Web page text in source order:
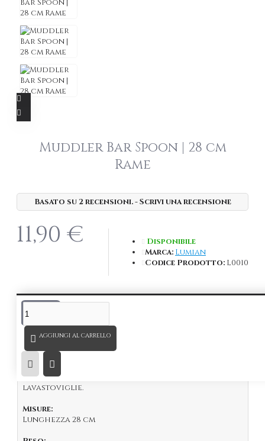
Muddler Bar Spoon | 28 cm
Rame
Basato su 2 recensioni.-Scrivi una recensione
11,90 €
Disponibile
Marca: Lumian
Codice Prodotto: L0010
AGGIUNGI AL CARRELLO
DESCRIZIONE
Bar Spoon Muddlerclassico, in acciaio placcato
Rame.
Lungo 28 cm, leggero, resistente e perfettamente
bilanciato, perfetto per qualsiasi barman.
I prodotti placcati
lavastoviglie.
Misure:
Lunghezza 28 cm